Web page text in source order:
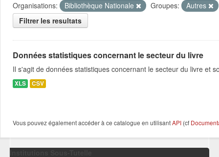
Organisations: Bibliothèque Nationale Groupes:
Autres
Filtrer les resultats
Données statistiques concernant le secteur du livre
Il s'agit de données statistiques concernant le secteur du livre et
XLS CSV
Vous pouvez également accéder à ce catalogue en utilisantAPI (cf